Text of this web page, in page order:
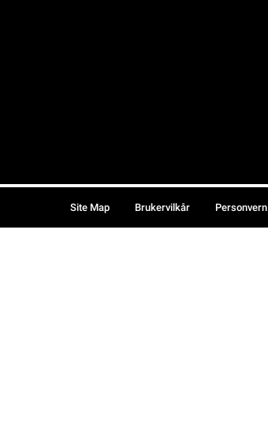
Site Map Brukervilkår Personvern